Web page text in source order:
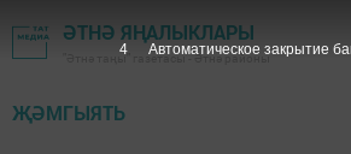
ӘТНӘ ЯҢАЛЫКЛАРЫ
"Әтнә таңы" газетасы - Әтнә районы
ҖӘМГЫЯТЬ
3 Автоматическое закрытие